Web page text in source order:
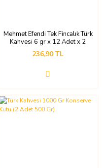
Mehmet Efendi Tek Fincalık Türk
Kahvesi 6 gr x 12 Adet x 2
Adet
236,90 TL